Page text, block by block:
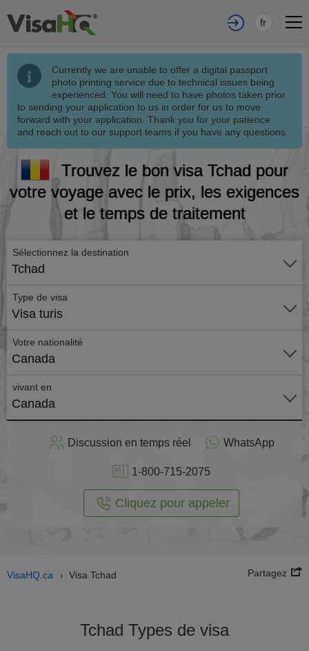
fr
Currently we are unable to offer a digital passport
photo printing service due to technical issues being
experienced. You will need to have photos taken prior
to sending your application to us in order for us to move
forward with your application. Thank you for your patience
and reach out to our support teams if you have any questions.
Trouvez le bon visa Tchad pour
votre voyage avec le prix, les exigences
et le temps de traitement
Sélectionnez la destination
Tchad
Type de visa
Visa turis
Votre nationalité
Canada
vivant en
Canada
Discussion en temps réel WhatsApp
1-800-715-2075
Cliquez pour appeler
VisaHQ.ca › Visa Tchad Partagez
Tchad Types de visa